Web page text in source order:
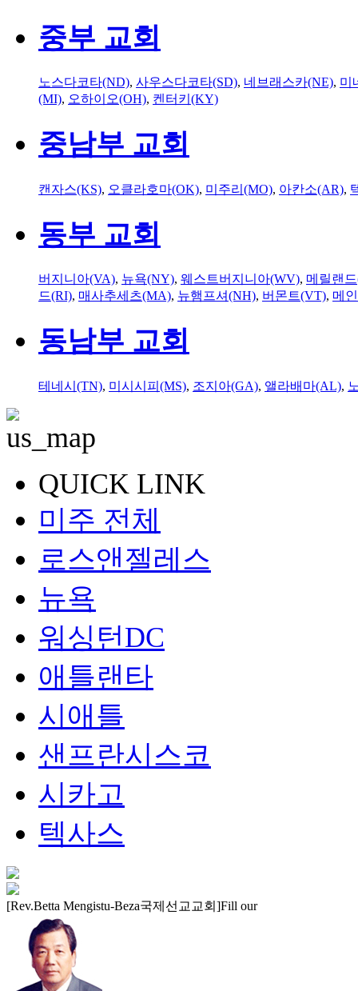
중부 교회
노스다코타(ND), 사우스다코타(SD), 네브래스카(NE), 미
(MI), 오하이오(OH), 켄터키(KY)
중남부 교회
캔자스(KS), 오클라호마(OK), 미주리(MO), 아칸소(AR),
동부 교회
버지니아(VA), 뉴욕(NY), 웨스트버지니아(WV), 메릴랜
드(RI), 매사추세츠(MA), 뉴햄프셔(NH), 버몬트(VT), 메
동남부 교회
테네시(TN), 미시시피(MS), 조지아(GA), 앨라배마(AL),
QUICK LINK
미주 전체
로스앤젤레스
뉴욕
워싱턴DC
애틀랜타
시애틀
샌프란시스코
시카고
텍사스
[Rev.Betta Mengistu-Beza국제선교교회]Fill our